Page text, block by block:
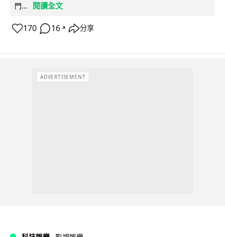
門...
閱讀全文
170 16 ↗ 分享
ADVERTISEMENT